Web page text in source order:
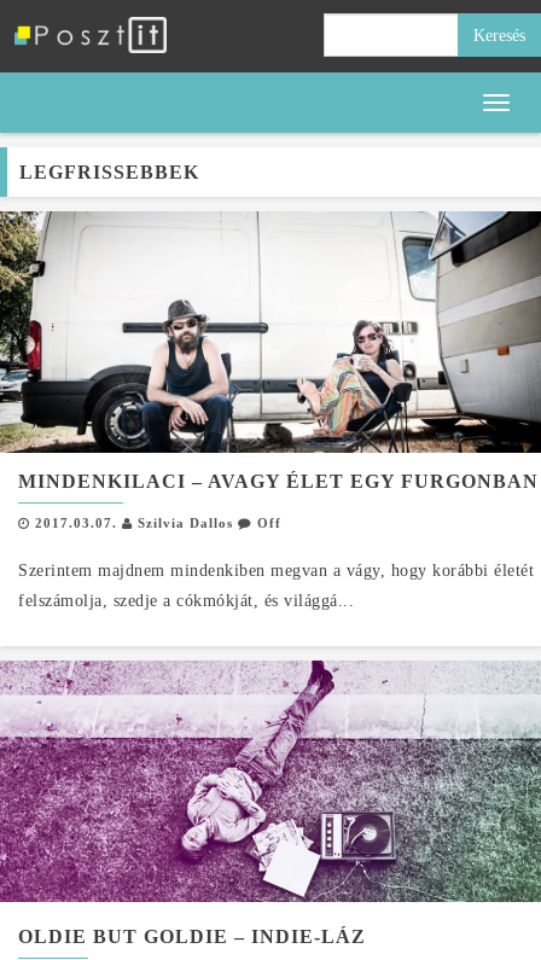
Toggle
LEGFRISSEBBEK
MINDENKILACI – AVAGY ÉLET EGY FURGONBAN
2017.03.07. Szilvia Dallos Off
Szerintem majdnem mindenkiben megvan a vágy, hogy korábbi életét
felszámolja, szedje a cókmókját, és világgá...
OLDIE BUT GOLDIE – INDIE-LÁZ